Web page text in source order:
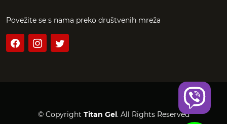
Povežite se s nama preko društvenih mreža
© Copyright Titan Gel. All Rights Reserved